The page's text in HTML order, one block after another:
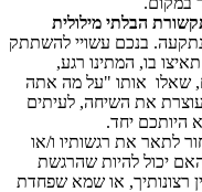
הבלתי מילולית
בנכם עשויי להשתתק
בו, המתינו רגע,
שאלו אותו "על מה אתה
את השיחה, לעיתים
היותכם יחד.
לתאר את רגשותיו ו/או
יכול להיות שהרגשת
רצונותיך, או שמא שפחדת